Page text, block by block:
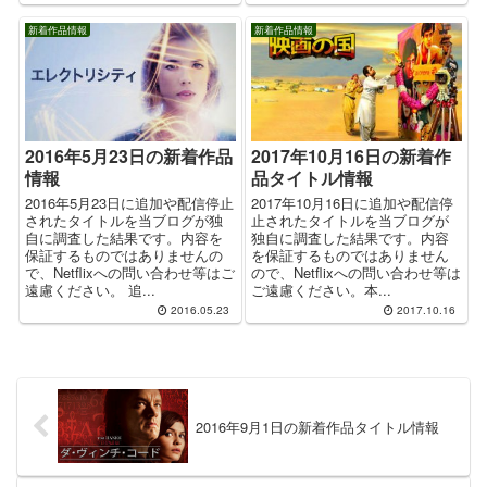
新着作品情報
2016年5月23日の新着作品
情報
2016年5月23日に追加や配信停止
されたタイトルを当ブログが独
自に調査した結果です。内容を
保証するものではありませんの
で、Netflixへの問い合わせ等はご
遠慮ください。 追...
2016.05.23
新着作品情報
2017年10月16日の新着作
品タイトル情報
2017年10月16日に追加や配信停
止されたタイトルを当ブログが
独自に調査した結果です。内容
を保証するものではありません
ので、Netflixへの問い合わせ等は
ご遠慮ください。本...
2017.10.16
2016年9月1日の新着作品タイトル情報